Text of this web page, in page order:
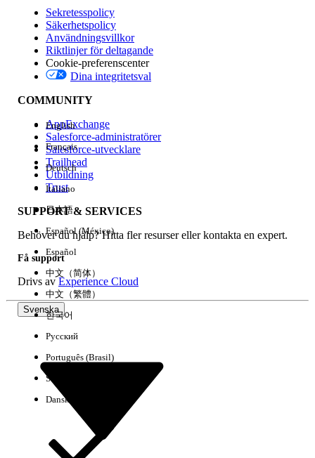
Version
Händelse
Rensa alla Klart
Sekretesspolicy
Säkerhetspolicy
Användningsvillkor
Riktlinjer för deltagande
Cookie-preferenscenter
Dina integritetsval
COMMUNITY
AppExchange
Salesforce-administratörer
Salesforce-utvecklare
Trailhead
Utbildning
Trust
SUPPORT & SERVICES
Behöver du hjälp? Hitta fler resurser eller kontakta en expert.
Få support
Drivs avExperience Cloud
Svenska
English
Français
Deutsch
Italiano
日本語
Español (México)
Español
中文（简体）
中文（繁體）
한국어
Русский
Português (Brasil)
Suomi
Dansk